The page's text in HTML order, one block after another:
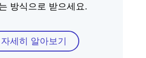
방식으로 받으세요.
자세히 알아보기